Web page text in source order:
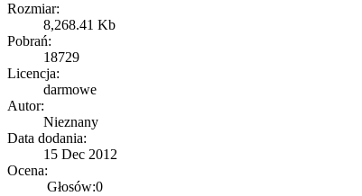
Rozmiar:
8,268.41 Kb
Pobrań:
18729
Licencja:
darmowe
Autor:
Nieznany
Data dodania:
15 Dec 2012
Ocena:
Głosów:0